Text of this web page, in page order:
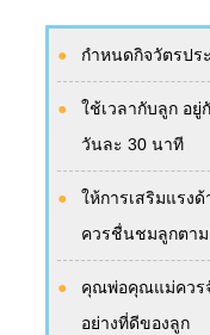
กำหนดกิจวัตรป
ใช้เวลากับลูก อยู่
วันละ 30 นาที
ให้การเสริมแรง
ควรชื่นชมลูกตา
คุณพ่อคุณแม่ควร
อย่างที่ดีของลูก